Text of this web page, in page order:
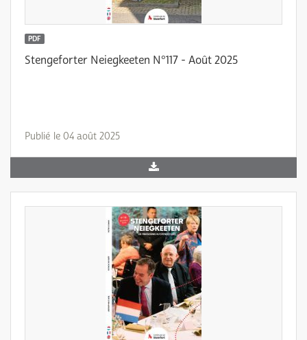
PDF
Stengeforter Neiegkeeten N°117 - Août 2025
Publié le 04 août 2025